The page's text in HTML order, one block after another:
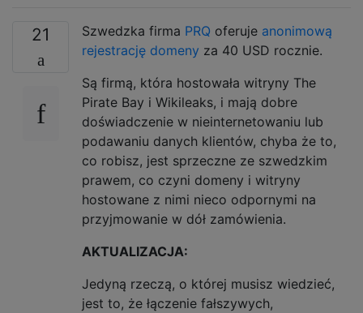
21 Szwedzka firma PRQ oferuje anonimową
rejestrację domeny za 40 USD rocznie.
Są firmą, która hostowała witryny The
Pirate Bay i Wikileaks, i mają dobre
doświadczenie w nieinternetowaniu lub
podawaniu danych klientów, chyba że to,
co robisz, jest sprzeczne ze szwedzkim
prawem, co czyni domeny i witryny
hostowane z nimi nieco odpornymi na
przyjmowanie w dół zamówienia.
AKTUALIZACJA:
Jedyną rzeczą, o której musisz wiedzieć,
jest to, że łączenie fałszywych,